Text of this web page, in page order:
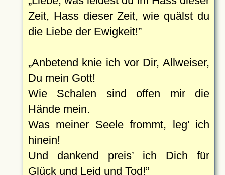
Zeit, Hass dieser Zeit, wie quälst du
die Liebe der Ewigkeit!
Anbetend knie ich vor Dir, Allweiser,
Du mein Gott!
Wie Schalen sind offen mir die
Hände mein.
Was meiner Seele frommt, leg’ ich
hinein!
Und dankend preis’ ich Dich für
Glück und Leid und Tod!